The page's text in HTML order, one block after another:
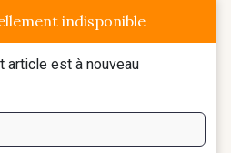
indisponible
article est à nouveau